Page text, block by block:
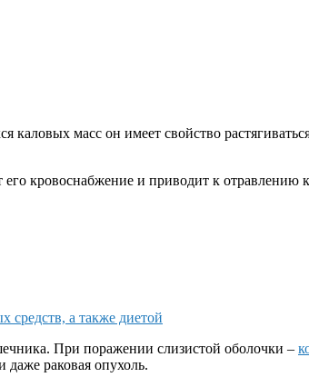
масс он имеет свойство
кровоснабжение и приводит к отравлению
а также диетой
При поражении слизистой оболочки –
даже раковая опухоль.